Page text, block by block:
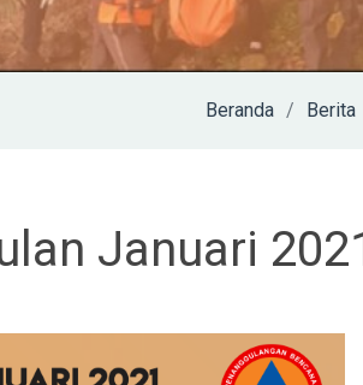
Beranda Berita
Januari